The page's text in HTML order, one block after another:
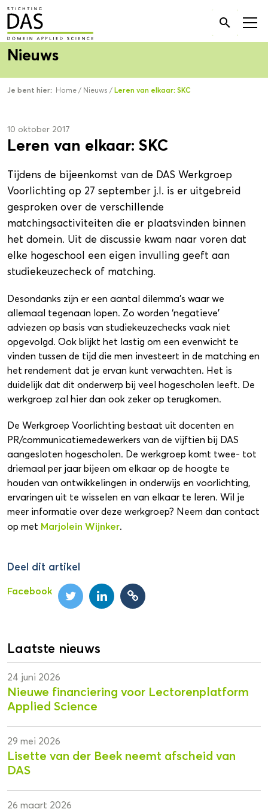
Zoek
naar:

Nieuws
Je bent hier: Home / Nieuws / Leren van elkaar: SKC
10 oktober 2017
Leren van elkaar: SKC
Tijdens de bijeenkomst van de DAS Werkgroep
Voorlichting op 27 september j.l. is er uitgebreid
gesproken over de verschillende
matchingsactiviteiten die er plaatsvinden binnen
het domein. Uit de discussie kwam naar voren dat
elke hogeschool een eigen invulling geeft aan
studiekeuzecheck of matching.
Desondanks zijn er een aantal dilemma’s waar we
allemaal tegenaan lopen. Zo worden ‘negatieve’
adviezen op basis van studiekeuzechecks vaak niet
opgevolgd. Ook blijkt het lastig om een evenwicht te
vinden tussen de tijd die men investeert in de matching en
het rendement dat je ervan kunt verwachten. Het is
duidelijk dat dit onderwerp bij veel hogescholen leeft. De
werkgroep zal hier dan ook zeker op terugkomen.
De Werkgroep Voorlichting bestaat uit docenten en
PR/communicatiemedewerkers van de vijftien bij DAS
aangesloten hogescholen. De werkgroep komt twee- tot
driemaal per jaar bijeen om elkaar op de hoogte te
houden van ontwikkelingen in onderwijs en voorlichting,
ervaringen uit te wisselen en van elkaar te leren. Wil je
meer informatie over deze werkgroep? Neem dan contact
op met Marjolein Wijnker.
Deel dit artikel
Facebook
Laatste nieuws
24 juni 2026
Nieuwe financiering voor Lectorenplatform
Applied Science
29 mei 2026
Lisette van der Beek neemt afscheid van
DAS
26 maart 2026